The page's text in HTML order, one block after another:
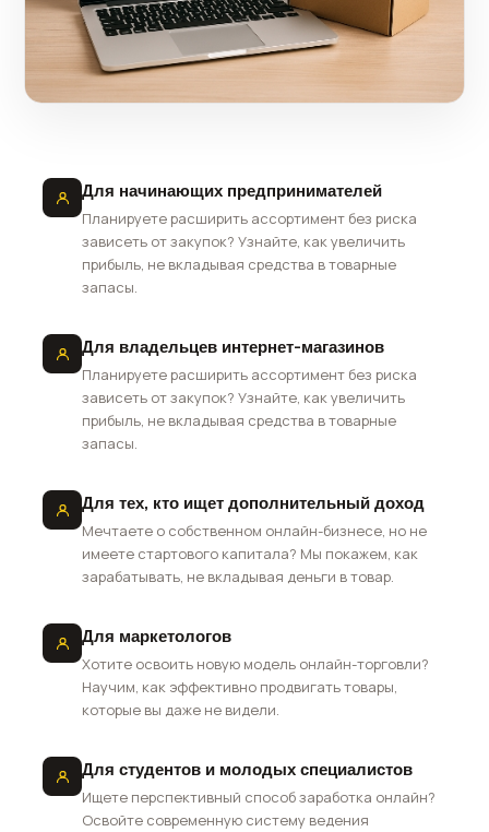
Для начинающих предпринимателей
Планируете расширить ассортимент без риска
зависеть от закупок? Узнайте, как увеличить
прибыль, не вкладывая средства в товарные
запасы.
Для владельцев интернет-магазинов
Планируете расширить ассортимент без риска
зависеть от закупок? Узнайте, как увеличить
прибыль, не вкладывая средства в товарные
запасы.
Для тех, кто ищет дополнительный доход
Мечтаете о собственном онлайн-бизнесе, но не
имеете стартового капитала? Мы покажем, как
зарабатывать, не вкладывая деньги в товар.
Для маркетологов
Хотите освоить новую модель онлайн-торговли?
Научим, как эффективно продвигать товары,
которые вы даже не видели.
Для студентов и молодых специалистов
Ищете перспективный способ заработка онлайн?
Освойте современную систему ведения